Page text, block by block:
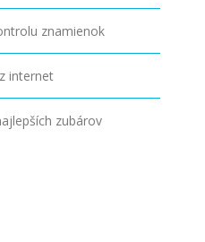
znamienok
internet
zubárov